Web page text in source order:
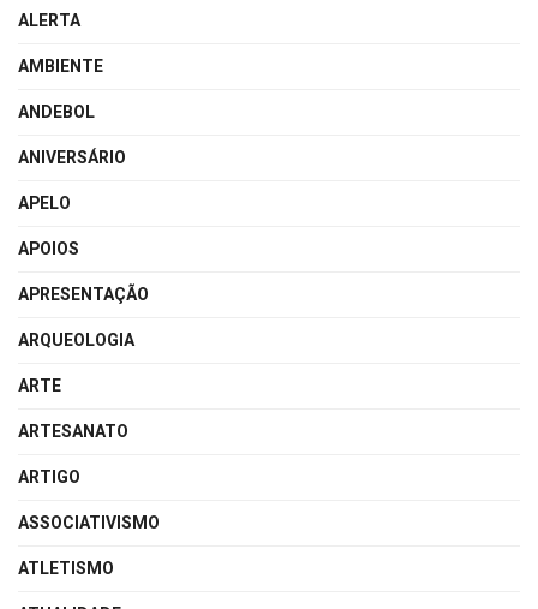
ALERTA
AMBIENTE
ANDEBOL
ANIVERSÁRIO
APELO
APOIOS
APRESENTAÇÃO
ARQUEOLOGIA
ARTE
ARTESANATO
ARTIGO
ASSOCIATIVISMO
ATLETISMO